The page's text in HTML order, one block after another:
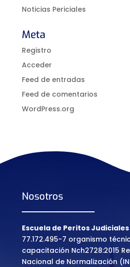
Noticias Periciales
Meta
Registro
Acceder
Feed de entradas
Feed de comentarios
WordPress.org
Nosotros
Escuela de Peritos Judiciales
77.172.495-7 organismo
capacitación Nch2728:2015
Nacional de Normalización